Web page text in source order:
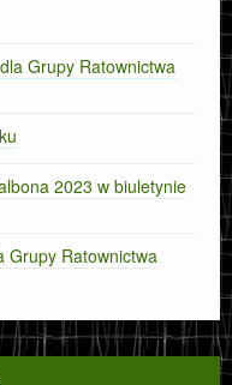
Grupy Ratownictwa
2023 w biuletynie
Grupy Ratownictwa